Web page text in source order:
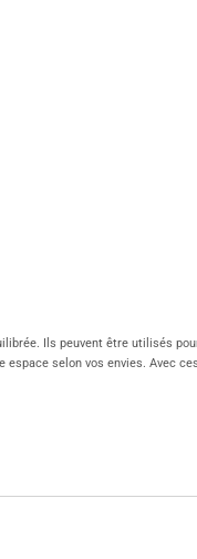
Ils peuvent être utilisés
selon vos envies. Avec